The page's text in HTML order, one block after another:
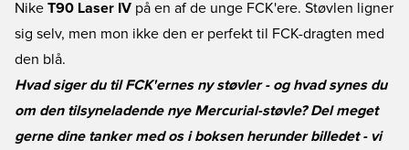
Nike T90 Laser IV på en af de unge FCK'ere. Støvlen ligner
sig selv, men mon ikke den er perfekt til FCK-dragten med
den blå.
Hvad siger du til FCK'ernes ny støvler - og hvad synes du
om den tilsyneladende nye Mercurial-støvle? Del meget
gerne dine tanker med os i boksen herunder billedet - vi